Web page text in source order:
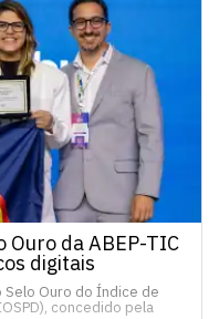
Ouro da ABEP-TIC
digitais
Selo Ouro do Índice de
concedido pela